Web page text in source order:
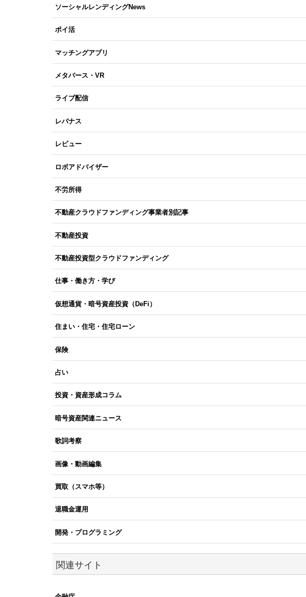
ソーシャルレンディングNews
ポイ活
マッチングアプリ
メタバース・VR
ライブ配信
レバナス
レビュー
ロボアドバイザー
不労所得
不動産クラウドファンディング事業者別記事
不動産投資
不動産投資型クラウドファンディング
仕事・働き方・学び
仮想通貨・暗号資産投資（DeFi）
住まい・住宅・住宅ローン
保険
占い
投資・資産形成コラム
暗号資産関連ニュース
歌詞考察
画像・動画編集
買取（スマホ等）
退職金運用
開発・プログラミング
関連サイト